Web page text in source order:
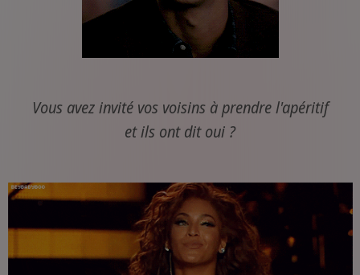
Vous avez invité vos voisins à prendre l'apéritif
et ils ont dit oui ?